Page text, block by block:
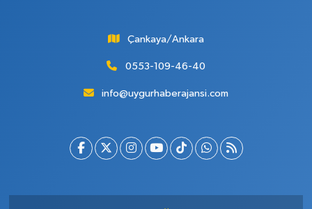
Çankaya/Ankara
0553-109-46-40
info@uygurhaberajansi.com